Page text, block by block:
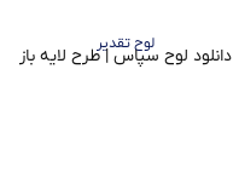
لوح تقدیر
دانلود لوح سپاس | طرح لایه باز